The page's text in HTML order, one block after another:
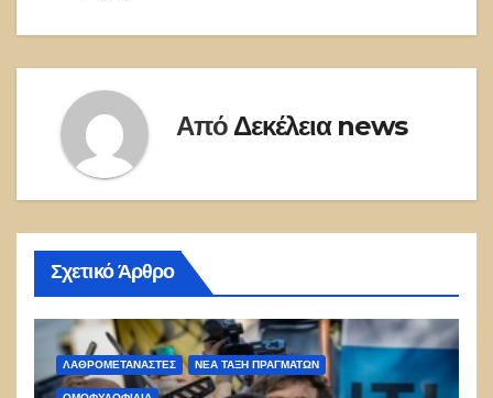
Από Δεκέλεια news
Σχετικό Άρθρο
ΛΑΘΡΟΜΕΤΑΝΑΣΤΕΣ ΝΈΑ ΤΆΞΗ ΠΡΑΓΜΆΤΩΝ